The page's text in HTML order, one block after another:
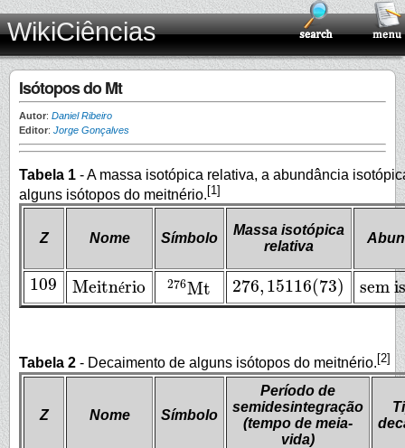
WikiCiências
Isótopos do Mt
Autor: Daniel Ribeiro
Editor: Jorge Gonçalves
Z Nome Símbolo
Massa isotópica
relativa
Tabela 1 - A massa isotópica relativa, a abundância
alguns isótopos do meitnério. [1]
109
109 Meitnério
Meitnério 276Mt
276Mt 276, 15116(73)
276,15116(73) sem
sem
Z Nome Símbolo
Período de
semidesintegração
(tempo de meia-
vida)
Tabela 2 - Decaimento de alguns isótopos do meitnério. [2]